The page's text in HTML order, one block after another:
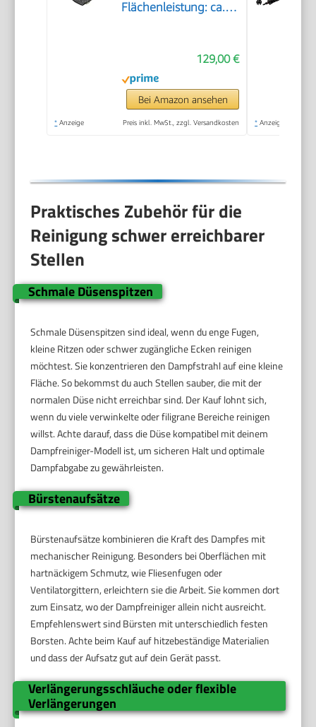
Flächenleistung: ca.
bar, Aufheizzeit: 6,5
min., Heizleistung:
1.500 W, mit
Bodenreinigungsset
129,00 €
Bei Amazon ansehen
* Anzeige Preis inkl. MwSt., zzgl. Versandkosten * Anzeige
Praktisches Zubehör für die
Reinigung schwer erreichbarer
Stellen
Schmale Düsenspitzen
Schmale Düsenspitzen sind ideal, wenn du enge Fugen,
kleine Ritzen oder schwer zugängliche Ecken reinigen
möchtest. Sie konzentrieren den Dampfstrahl auf eine kleine
Fläche. So bekommst du auch Stellen sauber, die mit der
normalen Düse nicht erreichbar sind. Der Kauf lohnt sich,
wenn du viele verwinkelte oder filigrane Bereiche reinigen
willst. Achte darauf, dass die Düse kompatibel mit deinem
Dampfreiniger-Modell ist, um sicheren Halt und optimale
Dampfabgabe zu gewährleisten.
Bürstenaufsätze
Bürstenaufsätze kombinieren die Kraft des Dampfes mit
mechanischer Reinigung. Besonders bei Oberflächen mit
hartnäckigem Schmutz, wie Fliesenfugen oder
Ventilatorgittern, erleichtern sie die Arbeit. Sie kommen dort
zum Einsatz, wo der Dampfreiniger allein nicht ausreicht.
Empfehlenswert sind Bürsten mit unterschiedlich festen
Borsten. Achte beim Kauf auf hitzebeständige Materialien
und dass der Aufsatz gut auf dein Gerät passt.
Verlängerungsschläuche oder flexible
Verlängerungen